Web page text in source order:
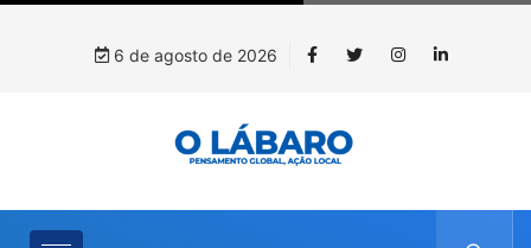
6 de agosto de 2026